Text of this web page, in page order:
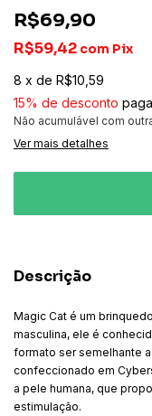
R$69,90
R$59,42 com Pix
8 x de R$10,59
15% de desconto
Não acumulável com
Ver mais detalhes
Descrição
Magic Cat é um
masculina, ele é
formato ser semelhante
confeccionado em
a pele humana, que
estimulação.